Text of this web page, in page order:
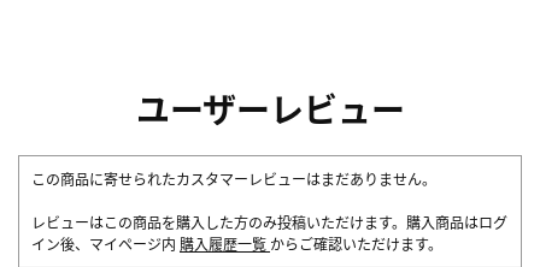
ユーザーレビュー
この商品に寄せられたカスタマーレビューはまだありません。
レビューはこの商品を購入した方のみ投稿いただけます。購入商品はログ
イン後、マイページ内 購入履歴一覧 からご確認いただけます。